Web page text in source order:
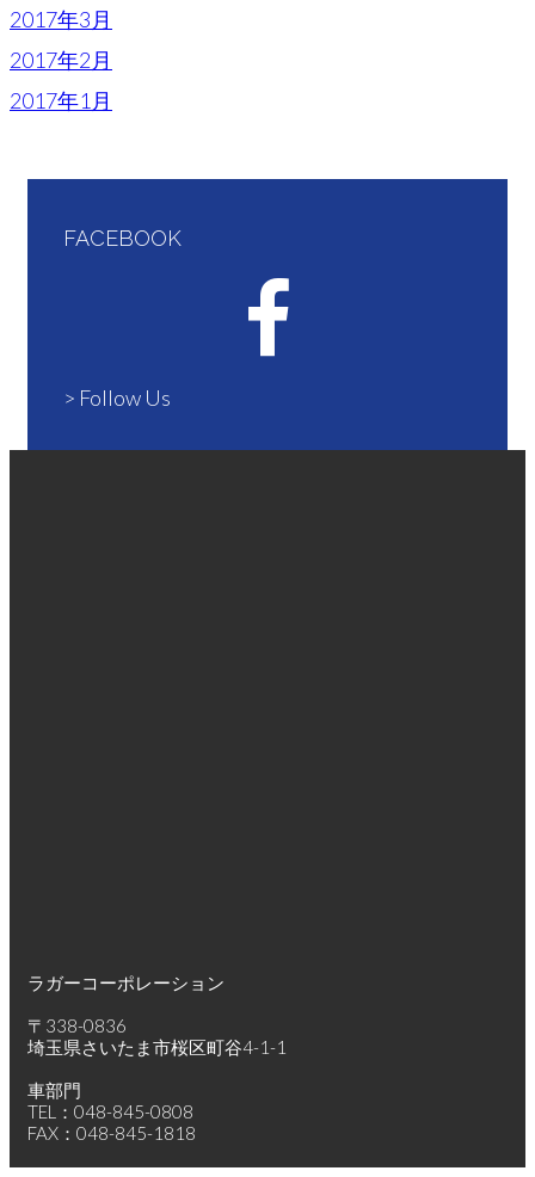
2017年3月
2017年2月
2017年1月
FACEBOOK
> Follow Us
ラガーコーポレーション
〒338-0836
埼玉県さいたま市桜区町谷4-1-1
車部門
TEL：048-845-0808
FAX：048-845-1818